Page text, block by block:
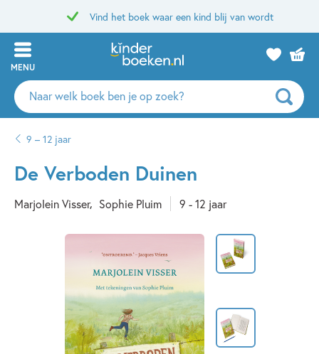
Vind het boek waar een kind blij van wordt
MENU
Zoeken
naar
auteurs
uitgevers
9 – 12 jaar
De Verboden Duinen
Marjolein Visser Sophie Pluim 9 - 12 jaar